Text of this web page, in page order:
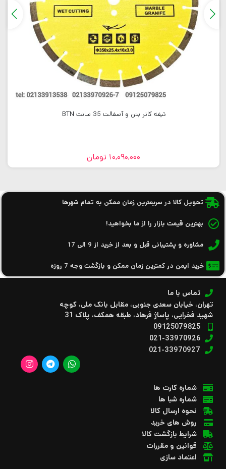
تیغه کاتر بتن و آسفالت 35 سانت BTN
10,090,000 تومان
تحویل کالا در سریعترین زمان ممکن به تمام شهرها
بهترین قیمت بازار را از ما بخواهید!
مشاوره و پشتیبانی قبل و بعد از خرید از 9 الی 17
خرید ایمن در کمترین زمان ممکن و بازگشت وجه 7 روزه
تماس با ما
تهران، خیابان سعدی جنوبی، مقابل بانک ملی، کوچه
شهید فخرایی، پاساژ فرهاد، طبقه همکف، پلاک 31
09125079825
021-33970926
021-33970927
شماره کارت ها
شماره شبا ها
نحوه ارسال کالا
روش های خرید
شرایط بازگشت کالا
قوانین و مقررات
اعتماد سازی